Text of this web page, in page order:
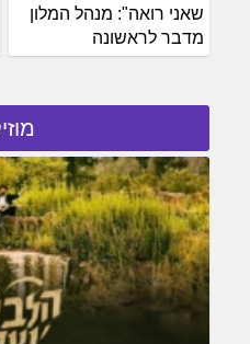
שאני רואה": מנהל המלון
מדבר לראשונה